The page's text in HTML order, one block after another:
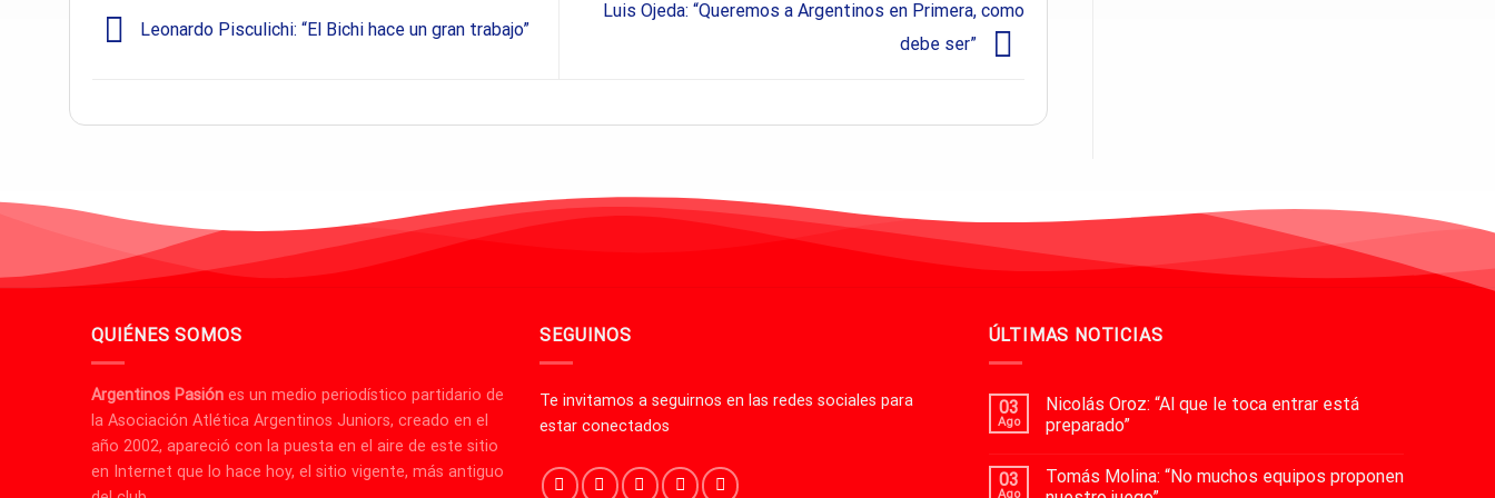
Leonardo Pisculichi: “El Bichi hace un gran trabajo”
Luis Ojeda: “Queremos a Argentinos en Primera, como
debe ser”
QUIÉNES SOMOS
Argentinos Pasión es un medio periodístico partidario de
la Asociación Atlética Argentinos Juniors, creado en el
año 2002, apareció con la puesta en el aire de este sitio
en Internet que lo hace hoy, el sitio vigente, más antiguo
SEGUINOS
Te invitamos a seguirnos en las redes sociales para
estar conectados
ÚLTIMAS NOTICIAS
03
Ago
Nicolás Oroz: “Al que le toca entrar está
preparado”
03
Ago
Tomás Molina: “No muchos equipos proponen